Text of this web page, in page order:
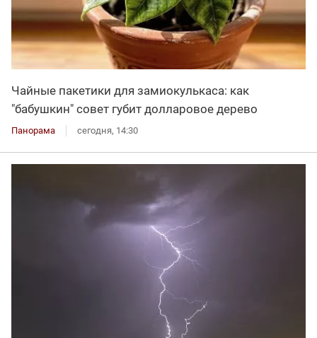
Чайные пакетики для замиокулькаса: как
"бабушкин" совет губит долларовое дерево
Панорама сегодня, 14:30